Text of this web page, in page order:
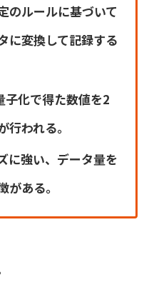
のルールに基づいて
に変換して記録する
化で得た数値を2
われる。
に強い、データ量を
がある。